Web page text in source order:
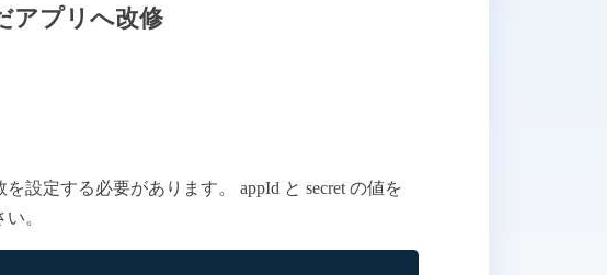
アプリへ改修
設定する必要があります。 appId と secret の値を
。